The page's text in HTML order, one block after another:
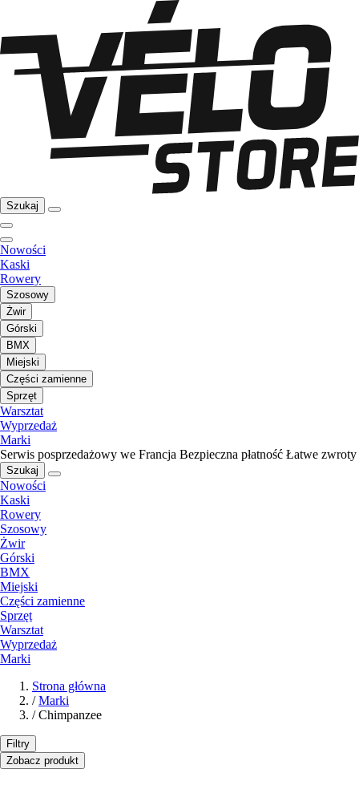
Szukaj
Nowości
Kaski
Rowery
Szosowy
Żwir
Górski
BMX
Miejski
Części zamienne
Sprzęt
Warsztat
Wyprzedaż
Marki
Serwis posprzedażowy we Francja Bezpieczna płatność Łatwe zwroty
Szukaj
Nowości
Kaski
Rowery
Szosowy
Żwir
Górski
BMX
Miejski
Części zamienne
Sprzęt
Warsztat
Wyprzedaż
Marki
Strona główna
/ Marki
/ Chimpanzee
Filtry
Zobacz produkt